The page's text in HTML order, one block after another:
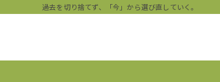
過去を切り捨てず、「今」から選び直していく。